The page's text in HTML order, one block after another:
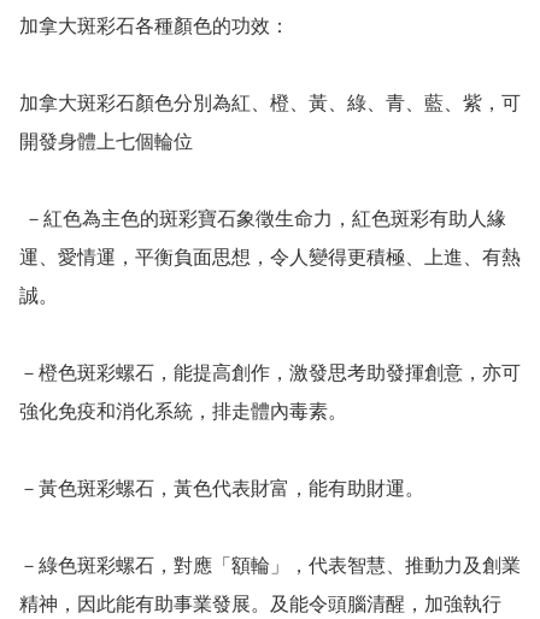
加拿大斑彩石各種顏色的功效：
加拿大斑彩石顏色分別為紅、橙、黃、綠、青、藍、紫，可
開發身體上七個輪位
運、愛情運，平衡負面思想，令人變得更積極、上進、有熱
誠。
－橙色斑彩螺石，能提高創作，激發思考助發揮創意，亦可
強化免疫和消化系統，排走體內毒素。
－黃色斑彩螺石，黃色代表財富，能有助財運。
－綠色斑彩螺石，對應「額輪」，代表智慧、推動力及創業
精神，因此能有助事業發展。及能令頭腦清醒，加強執行